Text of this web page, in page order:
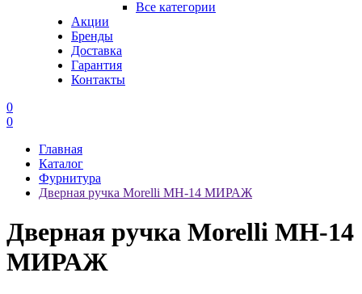
Все категории
Акции
Бренды
Доставка
Гарантия
Контакты
0
0
Главная
Каталог
Фурнитура
Дверная ручка Morelli MH-14 МИРАЖ
Дверная ручка Morelli MH-14
МИРАЖ